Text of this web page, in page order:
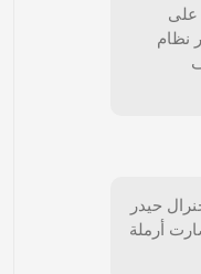
على
نظام
حيدر
أرملة